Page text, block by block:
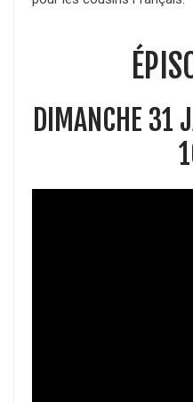
DIMANCHE 31